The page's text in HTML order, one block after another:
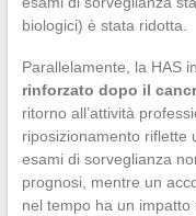
biologici) è stata ridotta.
Parallelamente, la HAS
rinforzato dopo il
ritorno all’attività
riposizionamento riflette
esami di sorveglianza
prognosi, mentre un
nel tempo ha un impatto